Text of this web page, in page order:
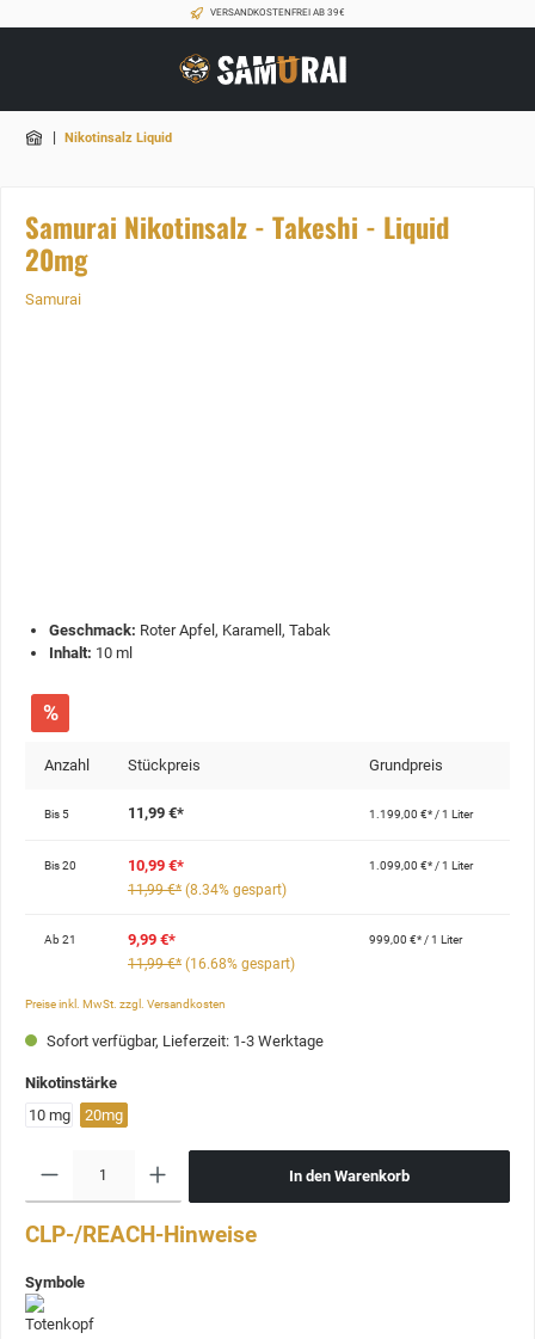
VERSANDKOSTENFREI AB 39€
| Nikotinsalz Liquid
Samurai Nikotinsalz - Takeshi - Liquid
20mg
Samurai
Geschmack: Roter Apfel, Karamell, Tabak
Inhalt: 10 ml
%
Anzahl Stückpreis Grundpreis
Bis5 11,99 €* 1.199,00 €* / 1 Liter
Bis20 10,99 €*
11,99 €* (8.34% gespart)
1.099,00 €* / 1 Liter
Ab21 9,99 €*
11,99 €* (16.68% gespart)
999,00 €* / 1 Liter
Preise inkl. MwSt. zzgl. Versandkosten
Sofort verfügbar, Lieferzeit: 1-3 Werktage
Nikotinstärke
10 mg
20mg
In den Warenkorb
CLP-/REACH-Hinweise
Symbole